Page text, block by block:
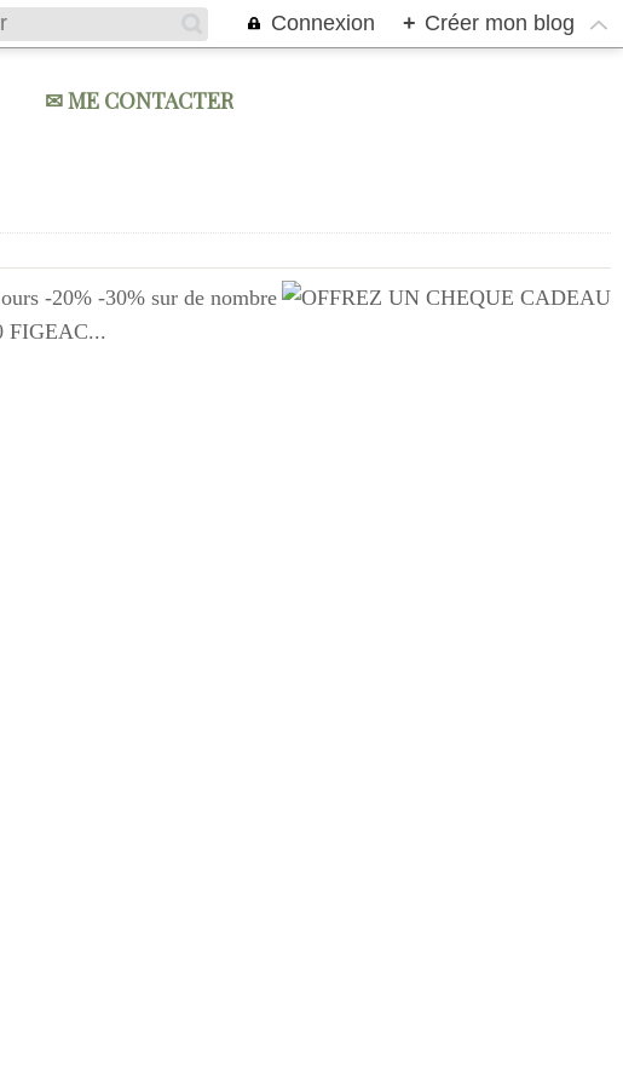
Connexion + Créer mon blog
✉ ME CONTACTER
-20% -30% sur de nombre
FIGEAC...